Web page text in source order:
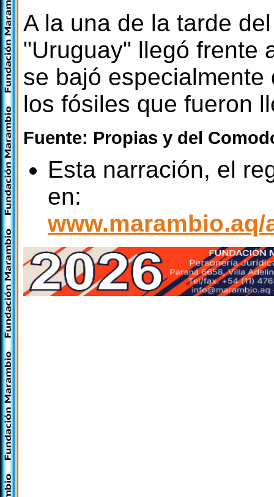
A la una de la tarde
"Uruguay" llegó frente
se bajó
los fósiles que fueron
Fuente: Propias y del
Esta narración, el
en: